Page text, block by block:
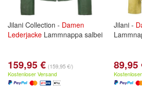
Jilani Collection - Damen
Lederjacke Lammnappa salbei
159,95 € (159,95 €/)
Kostenloser Versand
Jilani -
89,95